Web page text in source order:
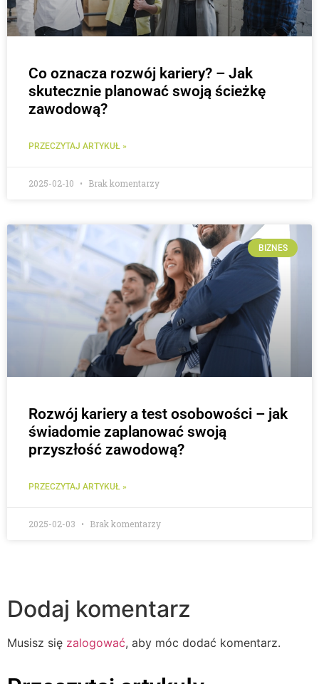
Co oznacza rozwój kariery? – Jak
skutecznie planować swoją ścieżkę
zawodową?
PRZECZYTAJ ARTYKUŁ »
2025-02-10 Brak komentarzy
BIZNES
Rozwój kariery a test osobowości – jak
świadomie zaplanować swoją
przyszłość zawodową?
PRZECZYTAJ ARTYKUŁ »
2025-02-03 Brak komentarzy
Dodaj komentarz
Musisz się zalogować, aby móc dodać komentarz.